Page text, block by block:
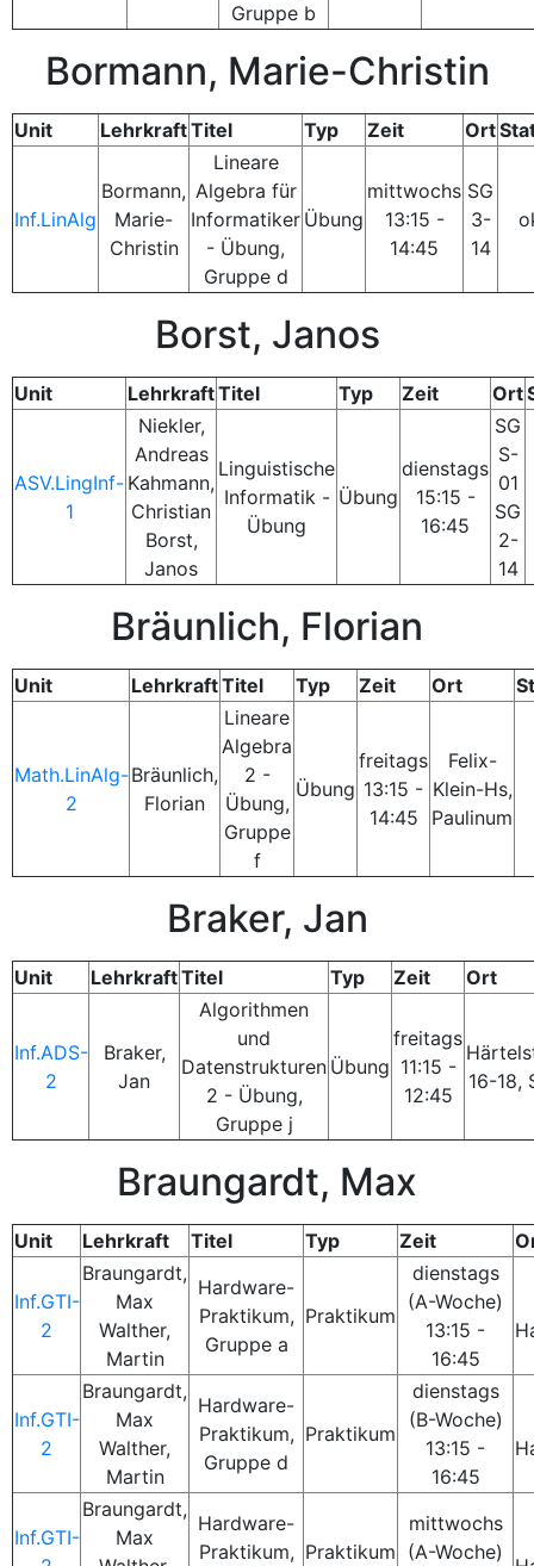
Gruppe b
Bormann, Marie-Christin
Unit LehrkraftTitel Typ Zeit Ort
Inf.LinAlg
Bormann,
Marie-
Christin
Lineare
Algebra für
Informatiker
- Übung,
Gruppe d
Übung
mittwochs
13:15 -
14:45
SG
3-
14
Borst, Janos
Unit LehrkraftTitel Typ Zeit Ort
ASV.LingInf-
1
Niekler,
Andreas
Kahmann,
Christian
Borst,
Janos
Linguistische
Informatik -
Übung
Übung
dienstags
15:15 -
16:45
SG
S-
01
SG
2-
14
Bräunlich, Florian
Unit LehrkraftTitel Typ Zeit Ort
Math.LinAlg-
2
Bräunlich,
Florian
Lineare
Algebra
2 -
Übung,
Gruppe
f
Übung
freitags
13:15 -
14:45
Felix-
Klein-Hs,
Paulinum
Braker, Jan
Unit LehrkraftTitel Typ Zeit Ort
Inf.ADS-
2
Braker,
Jan
Algorithmen
und
Datenstrukturen
2 - Übung,
Gruppe j
Übung
freitags
11:15 -
12:45
16-18,
Braungardt, Max
Unit Lehrkraft Titel Typ Zeit
Inf.GTI-
2
Braungardt,
Max
Walther,
Martin
Hardware-
Praktikum,
Gruppe a
Praktikum
dienstags
(A-Woche)
13:15 -
16:45
Inf.GTI-
2
Braungardt,
Max
Walther,
Martin
Hardware-
Praktikum,
Gruppe d
Praktikum
dienstags
(B-Woche)
13:15 -
16:45
Inf.GTI-
Braungardt,
Max
Hardware-
Praktikum, Praktikum
mittwochs
(A-Woche)